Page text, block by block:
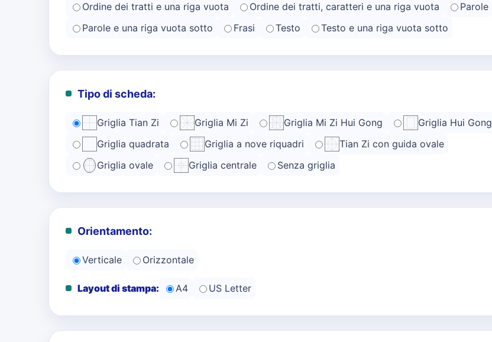
Ordine dei tratti e una riga vuota
Ordine dei tratti, caratteri e una riga vuota
Parole
Parole e una riga vuota sotto
Frasi Testo Testo e una riga vuota sotto
Tipo di scheda:
Griglia Tian Zi Griglia Mi Zi Griglia Mi Zi Hui Gong
Griglia Hui Gong
Griglia quadrata
Griglia a nove riquadri
Tian Zi con guida ovale
Griglia ovale
Griglia centrale Senza griglia
Orientamento:
Verticale Orizzontale
Layout di stampa: A4 US Letter